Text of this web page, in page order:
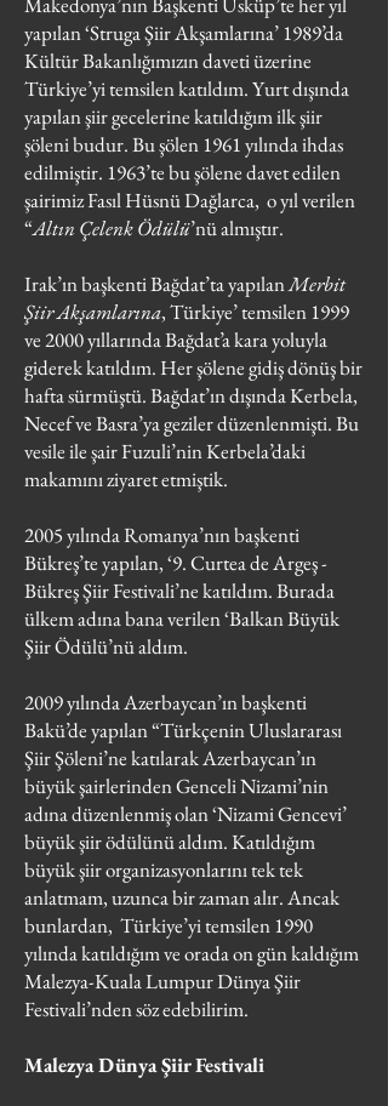
yapılan ‘Struga Şiir Akşamlarına’ 1989’da
Kültür Bakanlığımızın daveti üzerine
Türkiye’yi temsilen katıldım. Yurt dışında
yapılan şiir gecelerine katıldığım ilk şiir
şöleni budur. Bu şölen 1961 yılında ihdas
edilmiştir. 1963’te bu şölene davet edilen
şairimiz Fasıl Hüsnü Dağlarca, o yıl verilen
“Altın Çelenk Ödülü’nü almıştır.
Irak’ın başkenti Bağdat’ta yapılanMerbit
Şiir Akşamlarına, Türkiye’ temsilen 1999
ve 2000 yıllarında Bağdat’a kara yoluyla
giderek katıldım. Her şölene gidiş dönüş bir
hafta sürmüştü. Bağdat’ın dışında Kerbela,
Necef ve Basra’ya geziler düzenlenmişti. Bu
vesile ile şair Fuzuli’nin Kerbela’daki
makamını ziyaret etmiştik.
2005 yılında Romanya’nın başkenti
Bükreş’te yapılan, ‘9. Curtea de Argeş -
Bükreş Şiir Festivali’ne katıldım. Burada
ülkem adına bana verilen ‘Balkan Büyük
Şiir Ödülü’nü aldım.
2009 yılında Azerbaycan’ın başkenti
Bakü’de yapılan “Türkçenin Uluslararası
Şiir Şöleni’ne katılarak Azerbaycan’ın
büyük şairlerinden Genceli Nizami’nin
adına düzenlenmiş olan ‘Nizami Gencevi’
büyük şiir ödülünü aldım. Katıldığım
büyük şiir organizasyonlarını tek tek
anlatmam, uzunca bir zaman alır. Ancak
bunlardan, Türkiye’yi temsilen 1990
yılında katıldığım ve orada on gün kaldığım
Malezya-Kuala Lumpur Dünya Şiir
Festivali’nden söz edebilirim.
Malezya Dünya Şiir Festivali